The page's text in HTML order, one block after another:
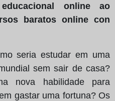
online ao
baratos online con
seria estudar em uma
sem sair de casa?
nova habilidade para
gastar uma fortuna? Os